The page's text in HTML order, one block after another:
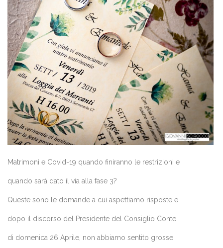
Matrimoni e Covid-19 quando finiranno le restrizioni e
quando sarà dato il via alla fase 3?
Queste sono le domande a cui aspettiamo risposte e
dopo il discorso del Presidente del Consiglio Conte
di domenica 26 Aprile, non abbiamo sentito grosse